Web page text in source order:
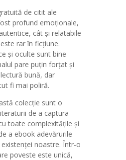
de citit ale
profund emoționale,
cât și relatabile
rar în ficțiune.
și oculte sunt bine
pare puțin forțat și
bună, dar
fi mai poliră.
colecție sunt o
de a captura
toate complexitățile și
a ebook adevărurile
noastre. Într-o
poveste este unică,